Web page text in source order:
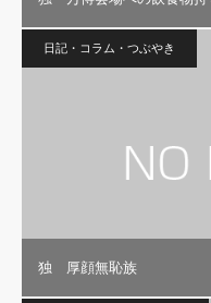
日記・コラム・つぶやき
独 厚顔無恥族